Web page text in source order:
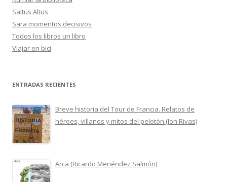
Saltus Altus
Sara momentos decisivos
Todos los libros un libro
Viajar en bici
ENTRADAS RECIENTES
Breve historia del Tour de Francia. Relatos de
héroes, villanos y mitos del pelotón (Jon Rivas)
Arca (Ricardo Menéndez Salmón)